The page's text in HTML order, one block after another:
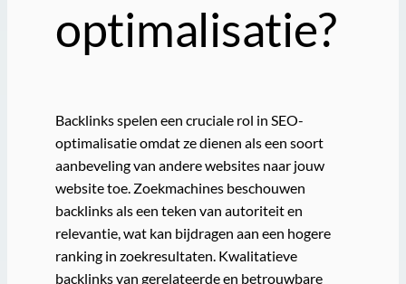
optimalisatie?
Backlinks spelen een cruciale rol in SEO-
optimalisatie omdat ze dienen als een soort
aanbeveling van andere websites naar jouw
website toe. Zoekmachines beschouwen
backlinks als een teken van autoriteit en
relevantie, wat kan bijdragen aan een hogere
ranking in zoekresultaten. Kwalitatieve
backlinks van gerelateerde en betrouwbare